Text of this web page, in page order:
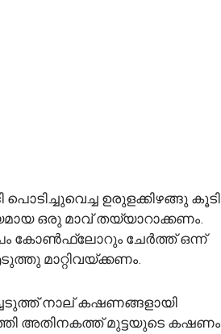
ഉരുളക്കിഴങ്ങു കൂടി
ഒരു മാവ് തയ്യാറാക്കണം.
കോൺഫ്ലോറും ചേർത്ത് ഒന്ന്
മാറ്റിവയ്ക്കണം.
നാല് കഷണങ്ങളായി
അതിനകത്ത് മുട്ടയുടെ കഷണം